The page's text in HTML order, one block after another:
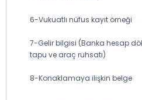
6-Vukuatlı nüfus kayıt örneği
7-Gelir bilgisi (Banka hesap
tapu ve araç ruhsatı)
8-Konaklamaya ilişkin belge